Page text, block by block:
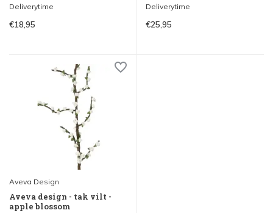
Deliverytime
€18,95
Deliverytime
€25,95
Aveva Design
Aveva design - tak vilt -
apple blossom